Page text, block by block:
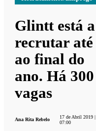
Glintt está a
recrutar até
ao final do
ano. Há 300
vagas
Ana Rita Rebelo
17 de Abril 2019 |
07:00